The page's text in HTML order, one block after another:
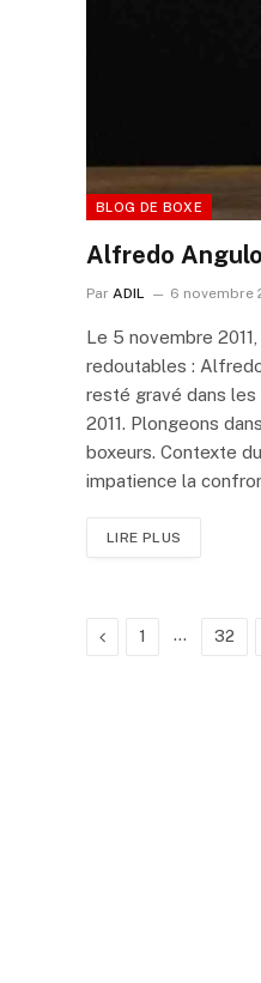
BLOG DE BOXE
Alfredo
Par ADIL 6 novembre
Le 5 novembre
redoutables :
resté gravé dans les
2011. Plongeons
boxeurs. Contexte
impatience la
LIRE PLUS
Précédente
1 … 32